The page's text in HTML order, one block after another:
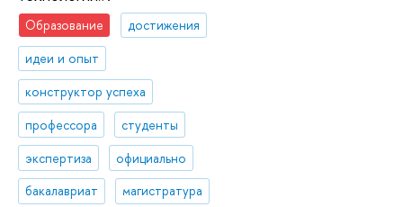
Образование
достижения
идеи и опыт
конструктор успеха
профессора
студенты
экспертиза
официально
бакалавриат
магистратура